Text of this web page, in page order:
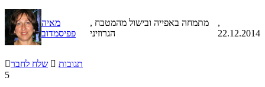
מאיה
פפיסמדוב
, מתמחה באפייה ובישול מהמטבח
הגרוזיני
,
22.12.2014
שלח לחבר  תגובות
5